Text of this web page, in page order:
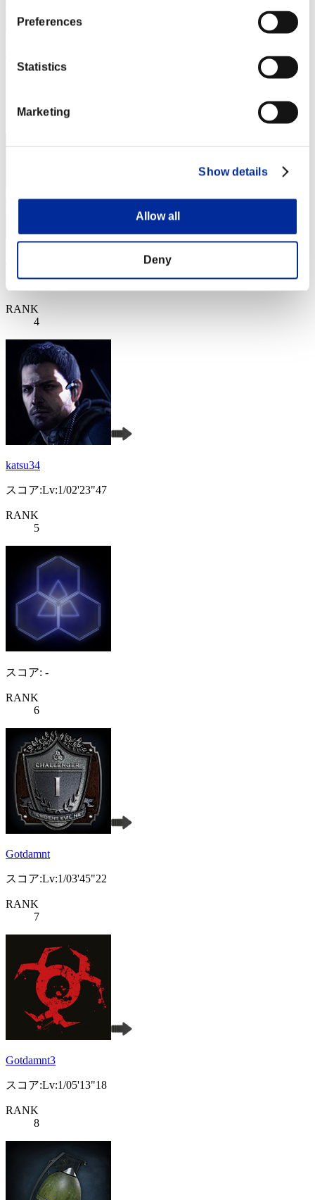
Preferences
Statistics
Marketing
Show details
Allow all
Deny
3
スコア:Lv:1/02'14"40
RANK
4
katsu34
スコア:Lv:1/02'23"47
RANK
5
スコア: -
RANK
6
Gotdamnt
スコア:Lv:1/03'45"22
RANK
7
Gotdamnt3
スコア:Lv:1/05'13"18
RANK
8